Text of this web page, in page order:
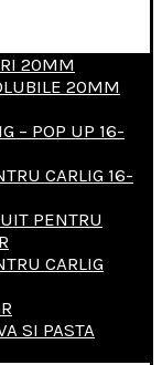
20MM
20MM
– POP UP 16-
CARLIG 16-
PENTRU
CARLIG
SI PASTA